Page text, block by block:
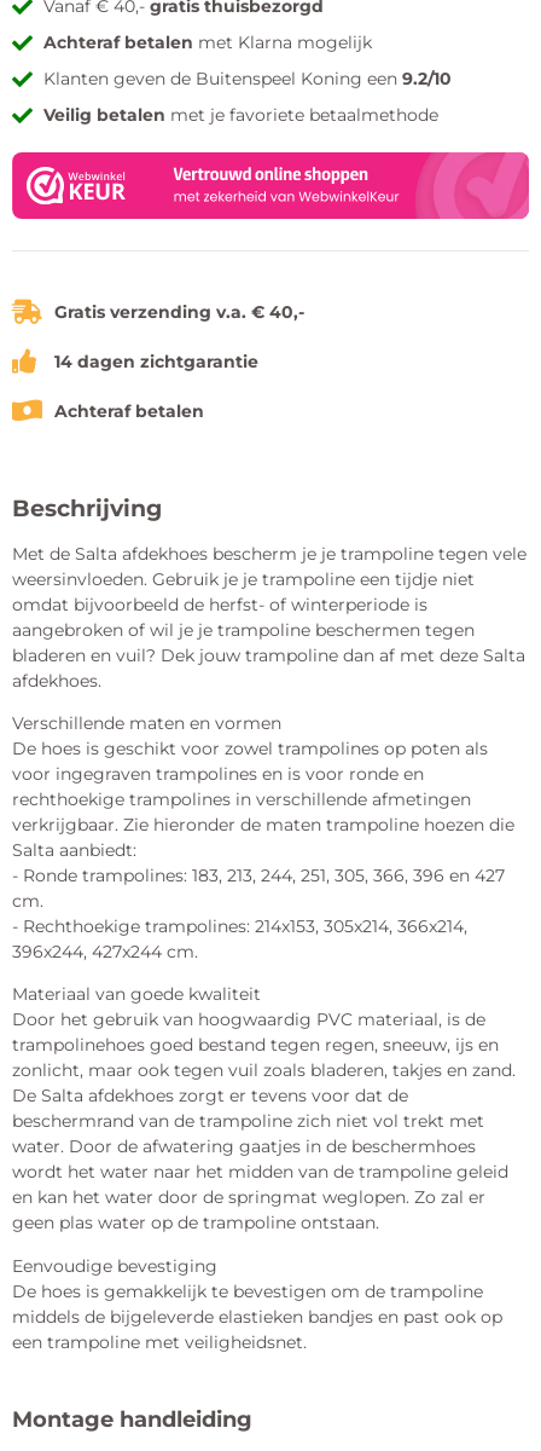
Vanaf € 40,-gratis thuisbezorgd
Achteraf betalen met Klarna mogelijk
Klanten geven de Buitenspeel Koning een9.2/10
Veilig betalen met je favoriete betaalmethode
Gratis verzending v.a. € 40,-
14 dagen zichtgarantie
Achteraf betalen
Beschrijving
Met de Salta afdekhoes bescherm je je trampoline tegen vele
weersinvloeden. Gebruik je je trampoline een tijdje niet
omdat bijvoorbeeld de herfst- of winterperiode is
aangebroken of wil je je trampoline beschermen tegen
bladeren en vuil? Dek jouw trampoline dan af met deze Salta
afdekhoes.
Verschillende maten en vormen
De hoes is geschikt voor zowel trampolines op poten als
voor ingegraven trampolines en is voor ronde en
rechthoekige trampolines in verschillende afmetingen
verkrijgbaar. Zie hieronder de maten trampoline hoezen die
Salta aanbiedt:
- Ronde trampolines: 183, 213, 244, 251, 305, 366, 396 en 427
cm.
- Rechthoekige trampolines: 214x153, 305x214, 366x214,
396x244, 427x244 cm.
Materiaal van goede kwaliteit
Door het gebruik van hoogwaardig PVC materiaal, is de
trampolinehoes goed bestand tegen regen, sneeuw, ijs en
zonlicht, maar ook tegen vuil zoals bladeren, takjes en zand.
De Salta afdekhoes zorgt er tevens voor dat de
beschermrand van de trampoline zich niet vol trekt met
water. Door de afwatering gaatjes in de beschermhoes
wordt het water naar het midden van de trampoline geleid
en kan het water door de springmat weglopen. Zo zal er
geen plas water op de trampoline ontstaan.
Eenvoudige bevestiging
De hoes is gemakkelijk te bevestigen om de trampoline
middels de bijgeleverde elastieken bandjes en past ook op
een trampoline met veiligheidsnet.
Montage handleiding